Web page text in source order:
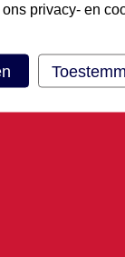
privacy- en